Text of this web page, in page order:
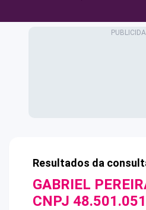
Resultados da
GABRIEL
CNPJ